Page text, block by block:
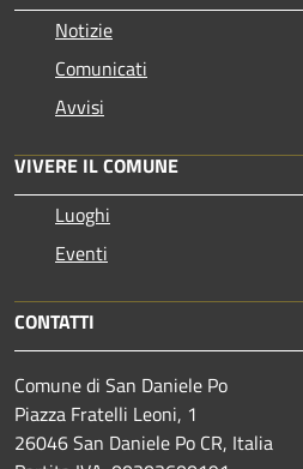
Notizie
Comunicati
Avvisi
VIVERE IL COMUNE
Luoghi
Eventi
CONTATTI
Comune di San Daniele Po
Piazza Fratelli Leoni, 1
26046 San Daniele Po CR, Italia